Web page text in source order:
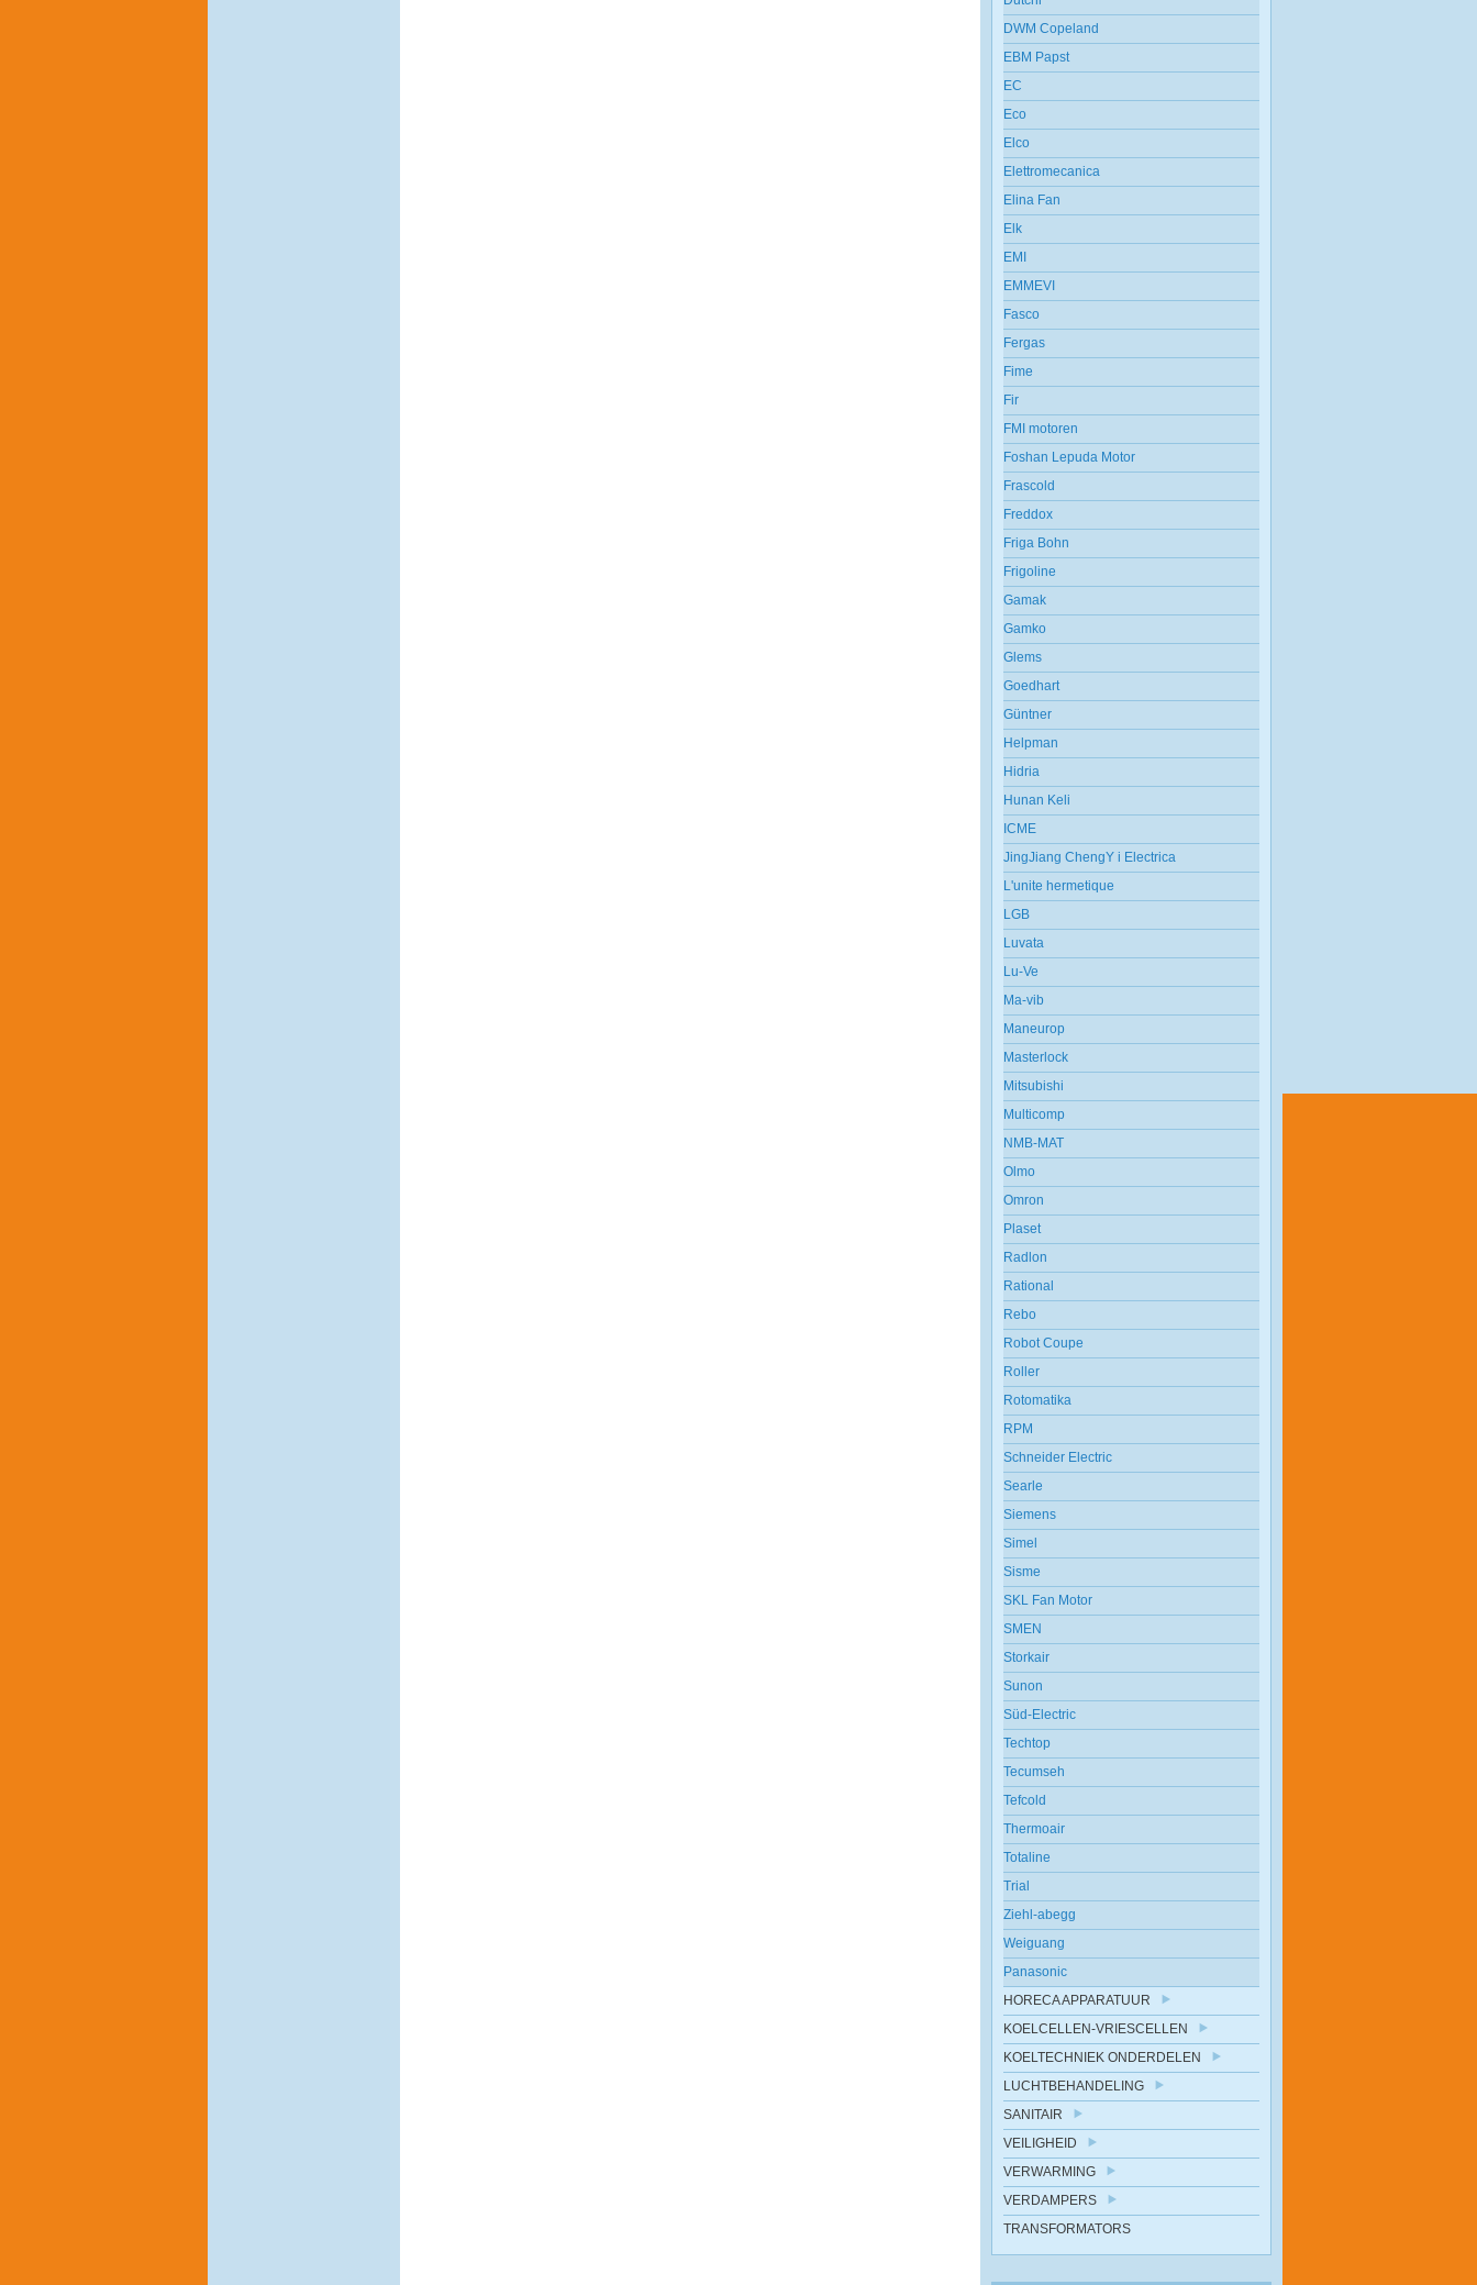
DWM Copeland
EBM Papst
EC
Eco
Elco
Elettromecanica
Elina Fan
Elk
EMI
EMMEVI
Fasco
Fergas
Fime
Fir
FMI motoren
Foshan Lepuda Motor
Frascold
Freddox
Friga Bohn
Frigoline
Gamak
Gamko
Glems
Goedhart
Güntner
Helpman
Hidria
Hunan Keli
ICME
JingJiang ChengY i Electrica
L'unite hermetique
LGB
Luvata
Lu-Ve
Ma-vib
Maneurop
Masterlock
Mitsubishi
Multicomp
NMB-MAT
Olmo
Omron
Plaset
Radlon
Rational
Rebo
Robot Coupe
Roller
Rotomatika
RPM
Schneider Electric
Searle
Siemens
Simel
Sisme
SKL Fan Motor
SMEN
Storkair
Sunon
Süd-Electric
Techtop
Tecumseh
Tefcold
Thermoair
Totaline
Trial
Ziehl-abegg
Weiguang
Panasonic
HORECA APPARATUUR
KOELCELLEN-VRIESCELLEN
KOELTECHNIEK ONDERDELEN
LUCHTBEHANDELING
SANITAIR
VEILIGHEID
VERWARMING
VERDAMPERS
TRANSFORMATORS